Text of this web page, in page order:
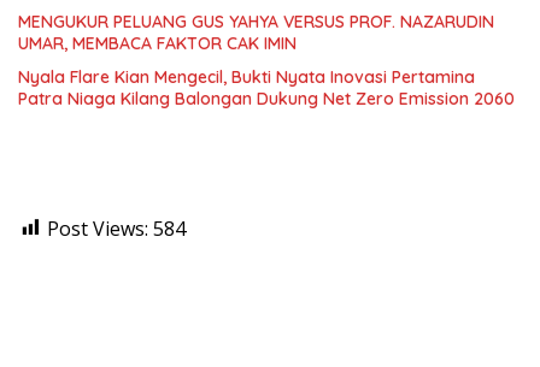
MENGUKUR PELUANG GUS YAHYA VERSUS PROF. NAZARUDIN
UMAR, MEMBACA FAKTOR CAK IMIN
Nyala Flare Kian Mengecil, Bukti Nyata Inovasi Pertamina
Patra Niaga Kilang Balongan Dukung Net Zero Emission 2060
Post Views: 584